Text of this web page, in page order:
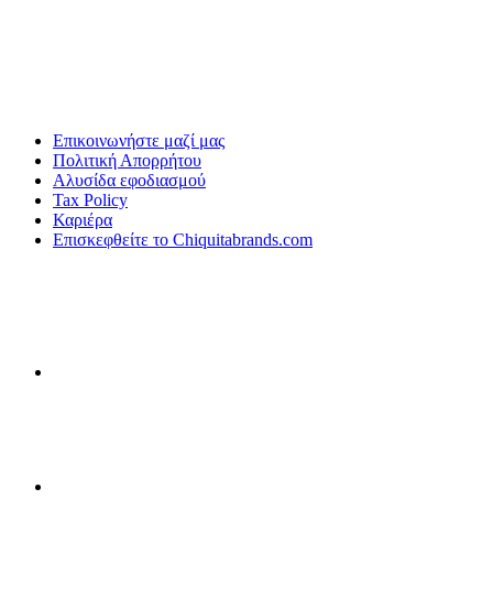
Επικοινωνήστε μαζί μας
Πολιτική Απορρήτου
Αλυσίδα εφοδιασμού
Tax Policy
Καριέρα
Επισκεφθείτε το Chiquitabrands.com